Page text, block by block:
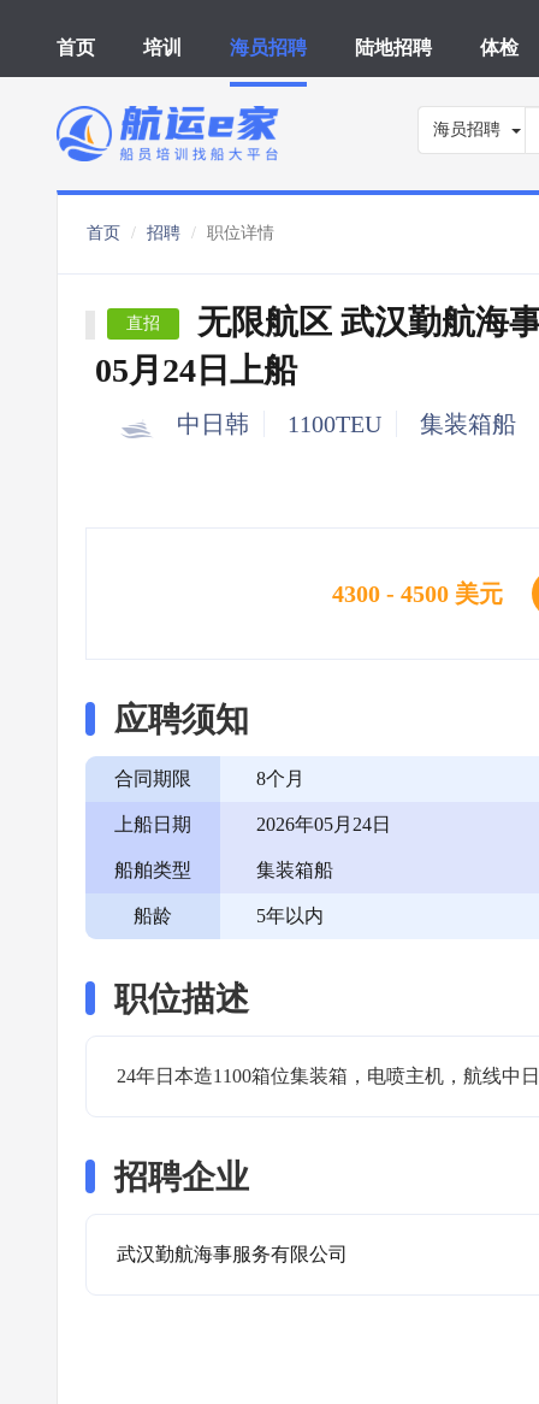
首页 培训 海员招聘 陆地招聘 体检
海员招聘
首页 招聘 职位详情
直招
无限航区 武汉勤航海
05月24日上船
中日韩 1100TEU 集装箱船
4300 - 4500 美元
应聘须知
合同期限 8个月
上船日期 2026年05月24日
船舶类型 集装箱船
船龄 5年以内
职位描述
24年日本造1100箱位集装箱，电喷主机，航线中
招聘企业
武汉勤航海事服务有限公司